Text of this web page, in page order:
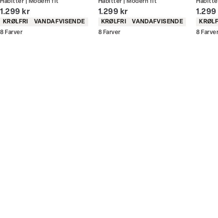
Du kan indløse din bonus 365 dage om året i alle
butikker og online.
Habitter | Modern fit
I alt (inkl. rabat)
1.299 kr
Produkt egenskaber
KRØLFRI
VANDAFVISENDE
8 Farver
Habitter | Modern fit
I alt (inkl. rabat)
1.299 kr
Produkt egenskaber
KRØLFRI
VANDAFVISENDE
8 Farver
I alt
8